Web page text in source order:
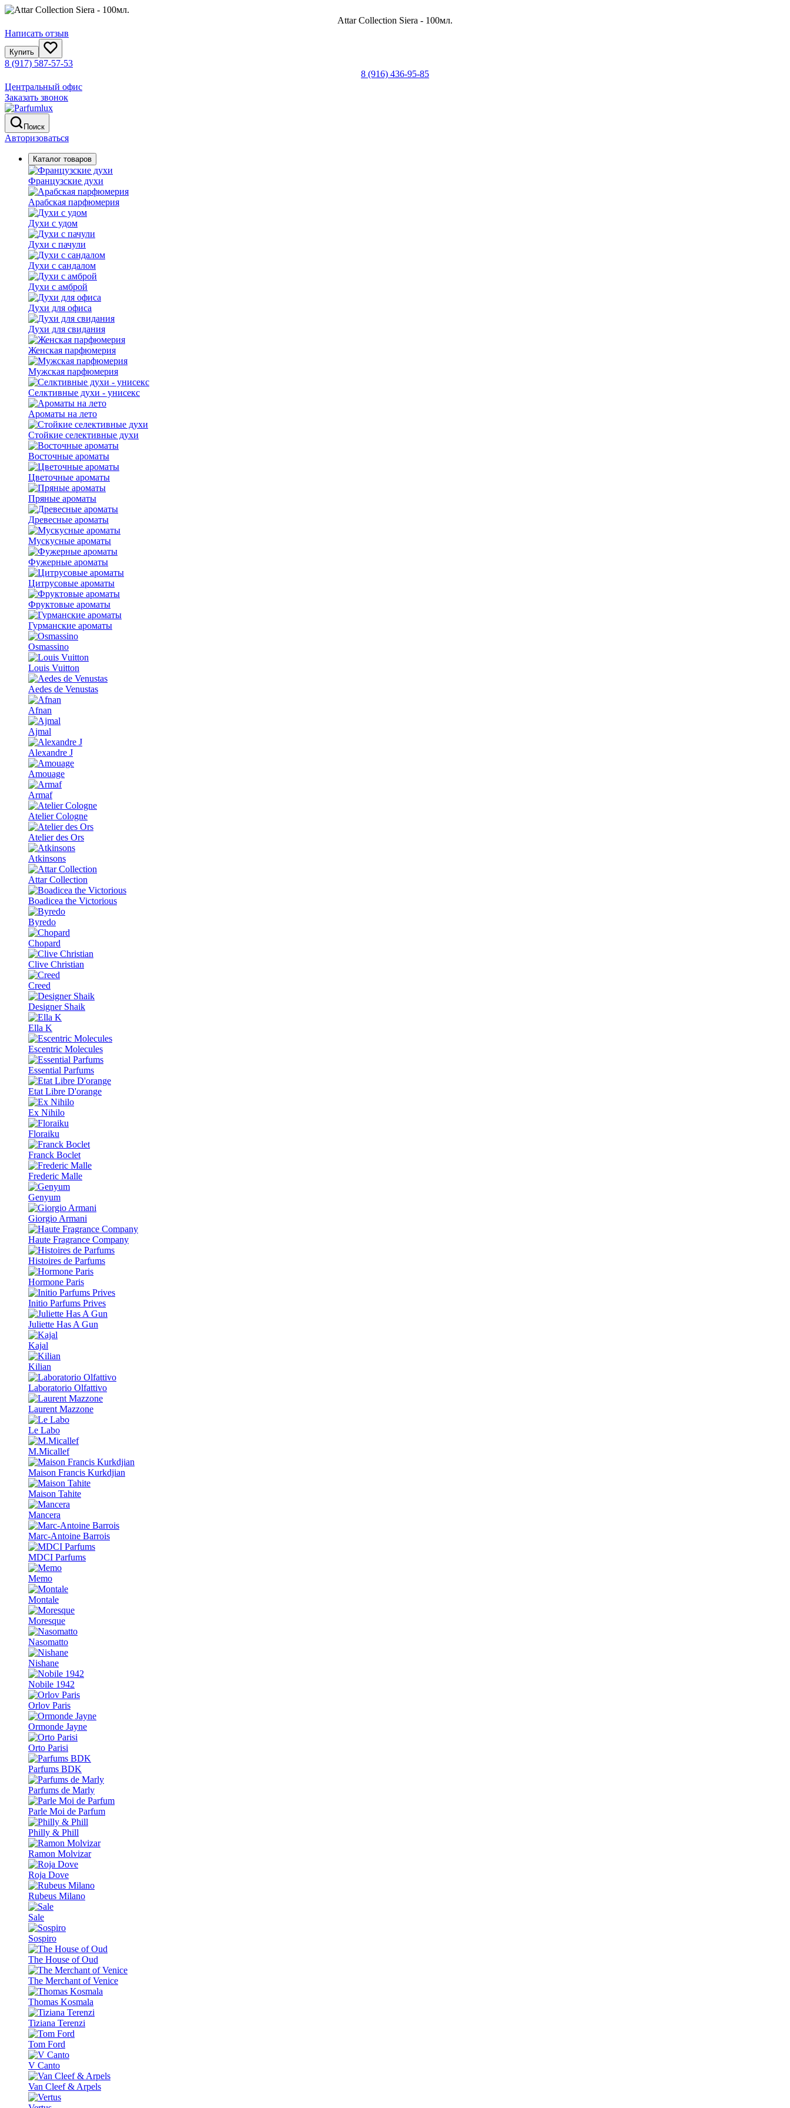
Attar Collection Siera - 100мл.
Написать отзыв
Купить
8 (917) 587-57-53
8 (916) 436-95-85
Центральный офис
Заказать звонок
Поиск
Авторизоваться
Каталог товаров
Французские духи
Арабская парфюмерия
Духи с удом
Духи с пачули
Духи с сандалом
Духи с амброй
Духи для офиса
Духи для свидания
Женская парфюмерия
Мужская парфюмерия
Селктивные духи - унисекс
Ароматы на лето
Стойкие селективные духи
Восточные ароматы
Цветочные ароматы
Пряные ароматы
Древесные ароматы
Мускусные ароматы
Фужерные ароматы
Цитрусовые ароматы
Фруктовые ароматы
Гурманские ароматы
Osmassino
Louis Vuitton
Aedes de Venustas
Afnan
Ajmal
Alexandre J
Amouage
Armaf
Atelier Cologne
Atelier des Ors
Atkinsons
Attar Collection
Boadicea the Victorious
Byredo
Chopard
Clive Christian
Creed
Designer Shaik
Ella K
Escentric Molecules
Essential Parfums
Etat Libre D'orange
Ex Nihilo
Floraiku
Franck Boclet
Frederic Malle
Genyum
Giorgio Armani
Haute Fragrance Company
Histoires de Parfums
Hormone Paris
Initio Parfums Prives
Juliette Has A Gun
Kajal
Kilian
Laboratorio Olfattivo
Laurent Mazzone
Le Labo
M.Micallef
Maison Francis Kurkdjian
Maison Tahite
Mancera
Marc-Antoine Barrois
MDCI Parfums
Memo
Montale
Moresque
Nasomatto
Nishane
Nobile 1942
Orlov Paris
Ormonde Jayne
Orto Parisi
Parfums BDK
Parfums de Marly
Parle Moi de Parfum
Philly & Phill
Ramon Molvizar
Roja Dove
Rubeus Milano
Sale
Sospiro
The House of Oud
The Merchant of Venice
Thomas Kosmala
Tiziana Terenzi
Tom Ford
V Canto
Van Cleef & Arpels